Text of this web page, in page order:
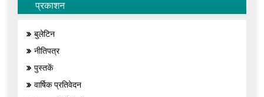
प्रकाशन
बुलेटिन
नीतिपत्र
पुस्तकें
वार्षिक प्रतिवेदन